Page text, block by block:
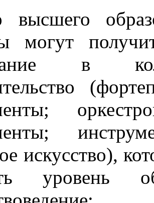
могут
в
искусство),
уровень